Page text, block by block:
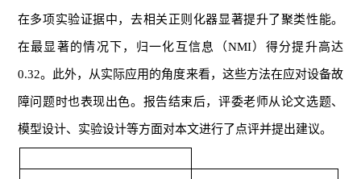
在多项实验证据中，去相关正则化器显著提升了聚类性能。
在最显著的情况下，归一化互信息（NMI）得分提升高达
0.32。此外，从实际应用的角度来看，这些方法在应对设备故
障问题时也表现出色。报告结束后，评委老师从论文选题、
模型设计、实验设计等方面对本文进行了点评并提出建议。